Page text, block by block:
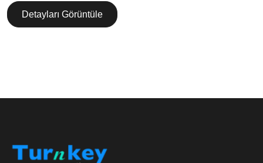
Detayları Görüntüle